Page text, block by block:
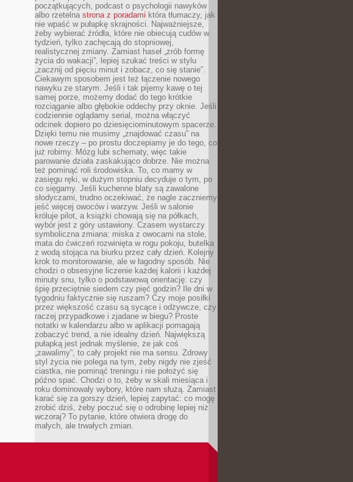
początkujących, podcast o psychologii nawyków
albo rzetelna strona z poradami która tłumaczy, jak
nie wpaść w pułapkę skrajności. Najważniejsze,
żeby wybierać źródła, które nie obiecują cudów w
tydzień, tylko zachęcają do stopniowej,
realistycznej zmiany. Zamiast haseł „zrób formę
życia do wakacji”, lepiej szukać treści w stylu
„zacznij od pięciu minut i zobacz, co się stanie”.
Ciekawym sposobem jest też łączenie nowego
nawyku ze starym. Jeśli i tak pijemy kawę o tej
samej porze, możemy dodać do tego krótkie
rozciąganie albo głębokie oddechy przy oknie. Jeśli
codziennie oglądamy serial, można włączyć
odcinek dopiero po dziesięciominutowym spacerze.
Dzięki temu nie musimy „znajdować czasu” na
nowe rzeczy – po prostu doczepiamy je do tego, co
już robimy. Mózg lubi schematy, więc takie
parowanie działa zaskakująco dobrze. Nie można
też pominąć roli środowiska. To, co mamy w
zasięgu ręki, w dużym stopniu decyduje o tym, po
co sięgamy. Jeśli kuchenne blaty są zawalone
słodyczami, trudno oczekiwać, że nagle zaczniemy
jeść więcej owoców i warzyw. Jeśli w salonie
króluje pilot, a książki chowają się na półkach,
wybór jest z góry ustawiony. Czasem wystarczy
symboliczna zmiana: miska z owocami na stole,
mata do ćwiczeń rozwinięta w rogu pokoju, butelka
z wodą stojąca na biurku przez cały dzień. Kolejny
krok to monitorowanie, ale w łagodny sposób. Nie
chodzi o obsesyjne liczenie każdej kalorii i każdej
minuty snu, tylko o podstawową orientację: czy
śpię przeciętnie siedem czy pięć godzin? Ile dni w
tygodniu faktycznie się ruszam? Czy moje posiłki
przez większość czasu są sycące i odżywcze, czy
raczej przypadkowe i zjadane w biegu? Proste
notatki w kalendarzu albo w aplikacji pomagają
zobaczyć trend, a nie idealny dzień. Największą
pułapką jest jednak myślenie, że jak coś
„zawalimy”, to cały projekt nie ma sensu. Zdrowy
styl życia nie polega na tym, żeby nigdy nie zjeść
ciastka, nie pominąć treningu i nie położyć się
późno spać. Chodzi o to, żeby w skali miesiąca i
roku dominowały wybory, które nam służą. Zamiast
karać się za gorszy dzień, lepiej zapytać: co mogę
zrobić dziś, żeby poczuć się o odrobinę lepiej niż
wczoraj? To pytanie, które otwiera drogę do
małych, ale trwałych zmian.